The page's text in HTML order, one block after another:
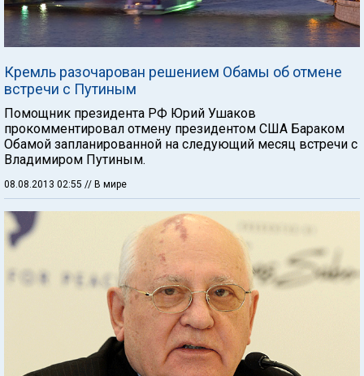
Кремль разочарован решением Обамы об отмене
встречи с Путиным
Помощник президента РФ Юрий Ушаков
прокомментировал отмену президентом США Бараком
Обамой запланированной на следующий месяц встречи с
Владимиром Путиным.
08.08.2013 02:55 // В мире